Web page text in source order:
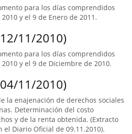
para los días comprendidos
y el 9 de Enero de 2011.
11/2010)
para los días comprendidos
y el 9 de Diciembre de 2010.
11/2010)
la enajenación de derechos sociales
Determinación del costo
y de la renta obtenida. (Extracto
Diario Oficial de 09.11.2010).